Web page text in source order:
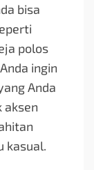
bisa
polos
ingin
Anda
aksen
kasual.